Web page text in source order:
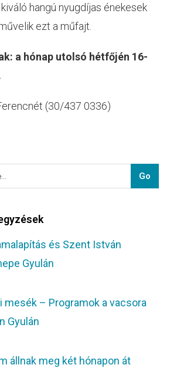
hangú nyugdíjas énekesek
ezt a műfajt.
a hónap utolsó hétfőjén 16-
(30/437 0336)
és Szent István
Gyulán
mesék – Programok a vacsora
Gyulán
állnak meg két hónapon át